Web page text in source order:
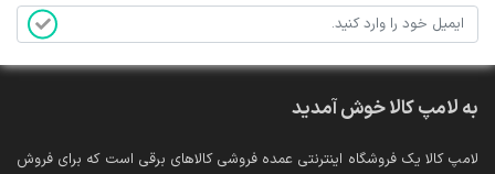
به لامپ کالا خوش آمدید
لامپ کالا یک فروشگاه اینترنتی عمده فروشی کالاهای برقی است که برای فروش